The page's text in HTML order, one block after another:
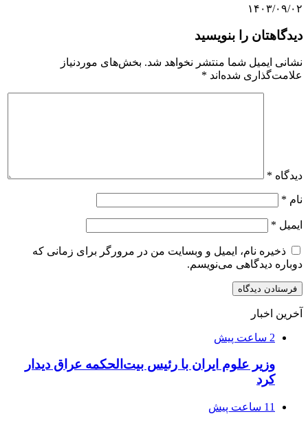
۱۴۰۳/۰۹/۰۲
دیدگاهتان را بنویسید
نشانی ایمیل شما منتشر نخواهد شد. بخش‌های موردنیاز
علامت‌گذاری شده‌اند *
دیدگاه *
نام *
ایمیل *
ذخیره نام، ایمیل و وبسایت من در مرورگر برای زمانی که
دوباره دیدگاهی می‌نویسم.
آخرین اخبار
2 ساعت پیش
وزیر علوم ایران با رئیس بیت‌الحکمه عراق دیدار
کرد
11 ساعت پیش